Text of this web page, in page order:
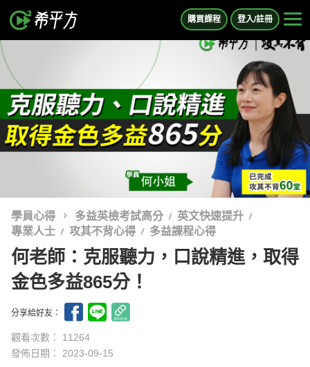
購買課程 登入/註冊
學員心得 多益英檢考試高分
英文快速提升
專業人士
攻其不背心得 多益課程心得
何老師：克服聽力，口說精進，取得
金色多益865分！
分享給好友：
觀看次數： 11264
發佈日期： 2023-09-15